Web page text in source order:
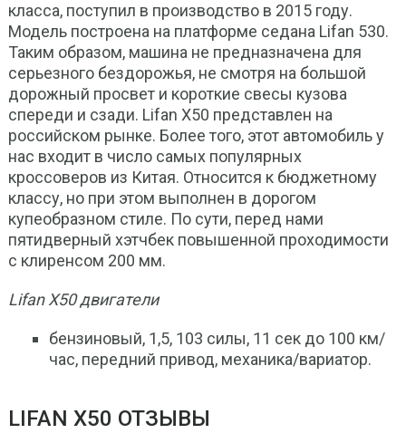
класса, поступил в производство в 2015 году.
Модель построена на платформе седана Lifan 530.
Таким образом, машина не предназначена для
серьезного бездорожья, не смотря на большой
дорожный просвет и короткие свесы кузова
спереди и сзади. Lifan X50 представлен на
российском рынке. Более того, этот автомобиль у
нас входит в число самых популярных
кроссоверов из Китая. Относится к бюджетному
классу, но при этом выполнен в дорогом
купеобразном стиле. По сути, перед нами
пятидверный хэтчбек повышенной проходимости
с клиренсом 200 мм.
Lifan X50 двигатели
бензиновый, 1,5, 103 силы, 11 сек до 100 км/
час, передний привод, механика/вариатор.
LIFAN X50 ОТЗЫВЫ